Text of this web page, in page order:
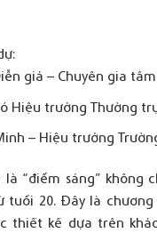
giả – Chuyên gia
Hiệu trưởng Thường
– Hiệu trưởng
“điểm sáng”
20. Đây là
thiết kế dựa trên